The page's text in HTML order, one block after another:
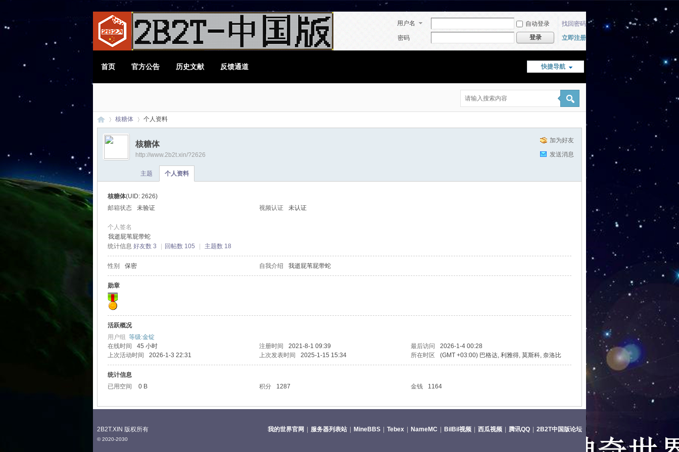
用户名 自动登录
找回密码
密码
登录 立即注册
快捷导航
首页 官方公告 历史文献 反馈通道
›
核糖体 个人资料
加为好友
发送消息
核糖体
http://www.2b2t.xin/?2626
主题 个人资料
核糖体(UID: 2626)
邮箱状态
未验证 视频认证 未认证
个人签名
我逝屁苇屁带蛇
统计信息 好友数 3 回帖数 105 主题数 18
性别 保密 自我介绍 我逝屁苇屁带蛇
勋章
活跃概况
用户组 等级:金锭
在线时间
45 小时 注册时间 2021-8-1 09:39 最后访问
2026-1-4 00:28
上次活动时间
2026-1-3 22:31 上次发表时间 2025-1-15 15:34 所在时区 (GMT +03:00) 巴格达, 利雅得, 莫斯科, 奈洛比
统计信息
已用空间
0 B 积分 1287 金钱 1164
我的世界官网 服务器列表站 MineBBS Tebex NameMC BilBil视频 西瓜视频 腾讯QQ 2B2T中国版论坛
2B2T.XIN 版权所有
© 2020-2030